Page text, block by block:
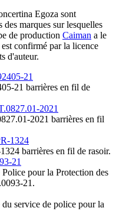
Egoza sont
des marques sur lesquelles
de production Caiman a le
confirmé par la licence
d'auteur.
21 barrières en fil de
2021 barrières en fil
barrières en fil de rasoir.
pour la Protection des
21.
service de police pour la